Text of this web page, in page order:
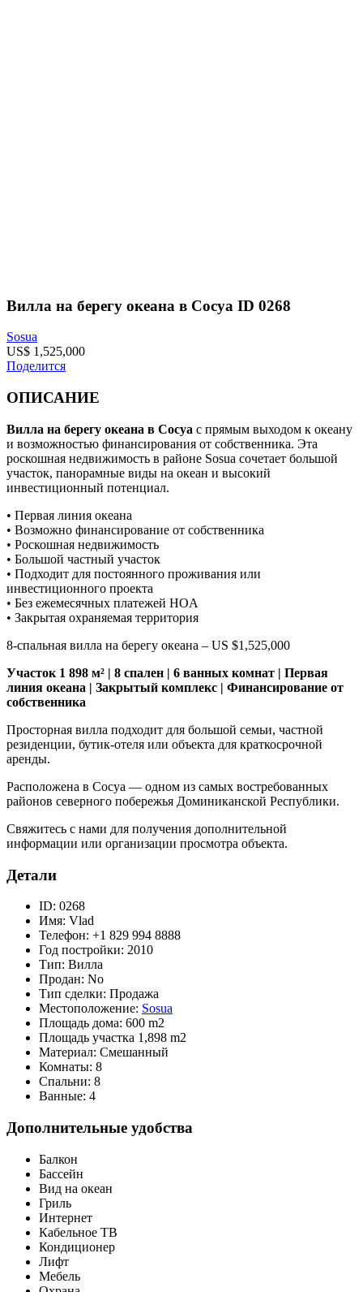
Вилла на берегу океана в Сосуа ID 0268
Sosua
US$ 1,525,000
Поделится
ОПИСАНИЕ
Вилла на берегу океана в Сосуа с прямым выходом к океану
и возможностью финансирования от собственника. Эта
роскошная недвижимость в районе Sosua сочетает большой
участок, панорамные виды на океан и высокий
инвестиционный потенциал.
• Первая линия океана
• Возможно финансирование от собственника
• Роскошная недвижимость
• Большой частный участок
• Подходит для постоянного проживания или
инвестиционного проекта
• Без ежемесячных платежей HOA
• Закрытая охраняемая территория
8-спальная вилла на берегу океана – US $1,525,000
Участок 1 898 м² | 8 спален | 6 ванных комнат | Первая
линия океана | Закрытый комплекс | Финансирование от
собственника
Просторная вилла подходит для большой семьи, частной
резиденции, бутик-отеля или объекта для краткосрочной
аренды.
Расположена в Сосуа — одном из самых востребованных
районов северного побережья Доминиканской Республики.
Свяжитесь с нами для получения дополнительной
информации или организации просмотра объекта.
Детали
ID: 0268
Имя: Vlad
Телефон: +1 829 994 8888
Год постройки: 2010
Тип: Вилла
Продан: No
Тип сделки: Продажа
Местоположение: Sosua
Площадь дома: 600 m2
Площадь участка 1,898 m2
Материал: Смешанный
Комнаты: 8
Спальни: 8
Ванные: 4
Дополнительные удобства
Балкон
Бассейн
Вид на океан
Гриль
Интернет
Кабельное ТВ
Кондиционер
Лифт
Мебель